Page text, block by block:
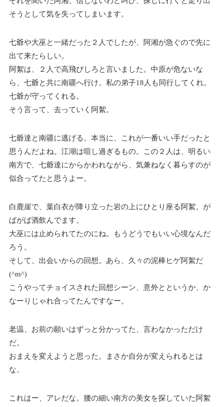
そうとして気を失ってしまいます。
七爺や大巫と一緒だった２人でしたが、阿湘が急ぐので先に
出て来たらしい。
阿絮は、２人で高飛びしろと言いました。中原が危ないな
ら、七爺と共に南疆へ行け。私の弟子18人も同行してくれ。
七爺が守ってくれる。
そう言って、去っていく阿絮。
七爺達と南疆に逃げる。本当に、これが一番いい手だったと
思うんだよね。江湖は喧し過ぎるもの。この２人は、明るい
南方で、七爺達にからかわれながら、気兼ねなく暮らすのが
似合ってたと思うよー。
白鹿崖で、葉白衣が降り立った岩の上にひとり座る阿絮。が
ばがば酒飲んでます。
大巫には止められてたのにね。もうどうでもいい心境なんだ
ろう。
そして、出会いからの回想。あら、久々の泥棒ヒゲ阿絮だ
(^m^)
こうやってチョイスされた回想シーン、意外とというか、か
なーりじゃれ合ってたんですなー。
老温、お前の願いはずっと分かってた、言わなかっただけ
だ。
おまえを変えようと思った。まさか自分が変えられるとは
な。
これはー、アレだな。腰の細い南方の美女を探していた阿絮